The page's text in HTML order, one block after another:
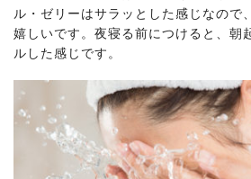
ル・ゼリーはサラッとした感じなので
嬉しいです。夜寝る前につけると、朝
ルした感じです。